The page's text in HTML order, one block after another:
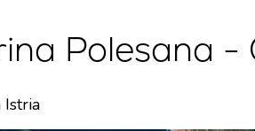
Polesana -
Istria